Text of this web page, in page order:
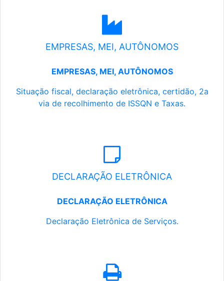
EMPRESAS, MEI, AUTÔNOMOS
EMPRESAS, MEI, AUTÔNOMOS
Situação fiscal, declaração eletrônica, certidão, 2a
via de recolhimento de ISSQN e Taxas.
DECLARAÇÃO ELETRÔNICA
DECLARAÇÃO ELETRÔNICA
Declaração Eletrônica de Serviços.